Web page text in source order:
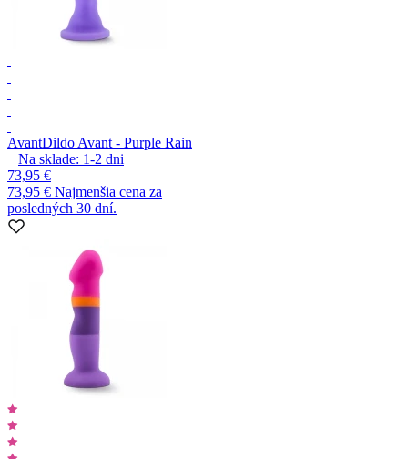
AvantDildo Avant - Purple Rain
Na sklade: 1-2 dni
73,95 €
73,95 € Najmenšia cena za
posledných 30 dní.